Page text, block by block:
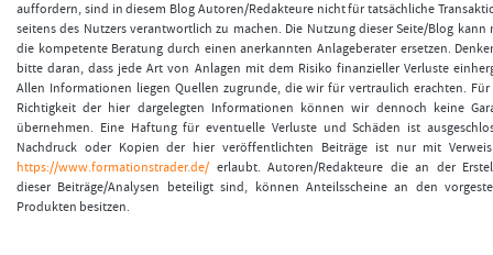
auffordern, sind in diesem Blog Autoren/Redakteure nicht für tatsächliche
seitens des Nutzers verantwortlich zu machen. Die Nutzung dieser Seite/Blog kann
die kompetente Beratung durch einen anerkannten Anlageberater ersetzen.
bitte daran, dass jede Art von Anlagen mit dem Risiko finanzieller Verluste
Allen Informationen liegen Quellen zugrunde, die wir für vertraulich erachten. Für
Richtigkeit der hier dargelegten Informationen können wir dennoch keine
übernehmen. Eine Haftung für eventuelle Verluste und Schäden ist
Nachdruck oder Kopien der hier veröffentlichten Beiträge ist nur mit
https://www.formationstrader.de/ erlaubt. Autoren/Redakteure die an der
dieser Beiträge/Analysen beteiligt sind, können Anteilsscheine an den
Produkten besitzen.